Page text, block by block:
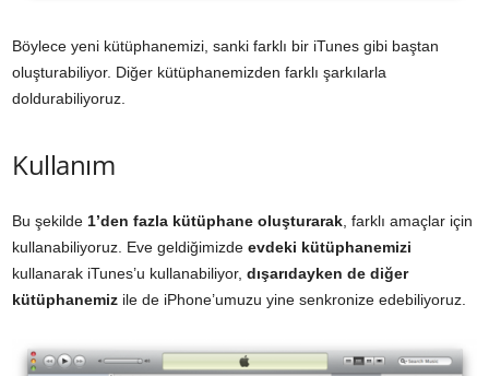
Böylece yeni kütüphanemizi, sanki farklı bir iTunes gibi baştan
oluşturabiliyor. Diğer kütüphanemizden farklı şarkılarla
doldurabiliyoruz.
Kullanım
Bu şekilde 1’den fazla kütüphane oluşturarak , farklı amaçlar için
kullanabiliyoruz. Eve geldiğimizde evdeki kütüphanemizi
kullanarak iTunes’u kullanabiliyor, dışarıdayken de diğer
kütüphanemiz ile de iPhone’umuzu yine senkronize edebiliyoruz.